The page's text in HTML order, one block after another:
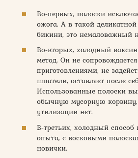
Во-первых, полоски
ожога. А в такой
бикини, это немаловажный
Во-вторых, холодный
метод. Он не
приготовлениями, не
шпатели, оставляет после
Использованные полоски
обычную мусорную
утилизации нет.
В-третьих, холодный способ
опыта, с восковыми
новички.